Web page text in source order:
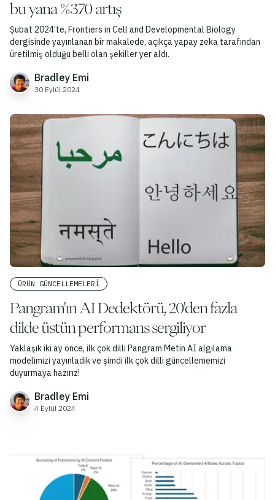
bu yana %370 artış
Şubat 2024’te, Frontiers in Cell and Developmental Biology
dergisinde yayınlanan bir makalede, açıkça yapay zeka tarafından
üretilmiş olduğu belli olan şekiller yer aldı.
Bradley Emi
30 Eylül 2024
ÜRÜN GÜNCELLEMELERI
Pangram'ın AI Dedektörü, 20'den fazla
dilde üstün performans sergiliyor
Yaklaşık iki ay önce, ilk çok dilli Pangram Metin AI algılama
modelimizi yayınladık ve şimdi ilk çok dilli güncellememizi
duyurmaya hazırız!
Bradley Emi
4 Eylül 2024